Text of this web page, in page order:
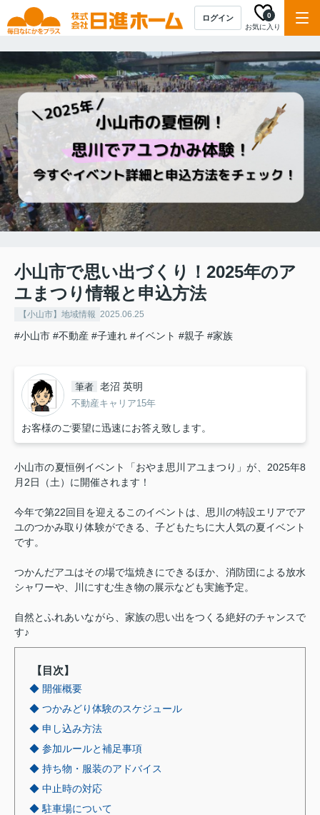
ログイン
お気に入り
0
小山市で思い出づくり！2025年のア
ユまつり情報と申込方法
【小山市】地域情報 2025.06.25
#小山市 #不動産 #子連れ #イベント #親子 #家族
筆者 老沼 英明
不動産キャリア15年
お客様のご要望に迅速にお答え致します。
小山市の夏恒例イベント「おやま思川アユまつり」が、2025年8
月2日（土）に開催されます！
今年で第22回目を迎えるこのイベントは、思川の特設エリアでア
ユのつかみ取り体験ができる、子どもたちに大人気の夏イベント
です。
つかんだアユはその場で塩焼きにできるほか、消防団による放水
シャワーや、川にすむ生き物の展示なども実施予定。
自然とふれあいながら、家族の思い出をつくる絶好のチャンスで
す♪
【目次】
◆ 開催概要
◆ つかみどり体験のスケジュール
◆ 申し込み方法
◆ 参加ルールと補足事項
◆ 持ち物・服装のアドバイス
◆ 中止時の対応
◆ 駐車場について